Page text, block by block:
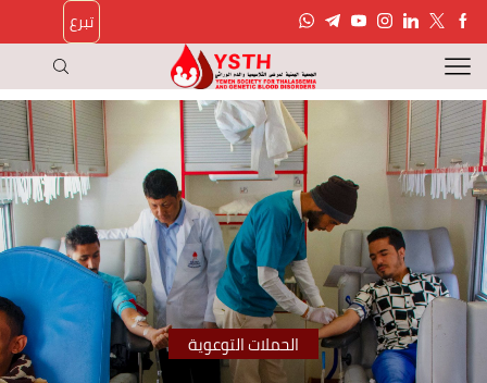
تبرع
الحملات التوعوية